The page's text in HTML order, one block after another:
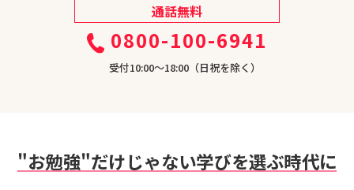
通話無料
0800-100-6941
受付10:00〜18:00（日祝を除く）
"お勉強"だけじゃない学びを選ぶ時代に